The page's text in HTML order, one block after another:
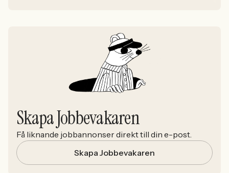
Skapa Jobbevakaren
Få liknande jobbannonser direkt till din e-post.
Skapa Jobbevakaren